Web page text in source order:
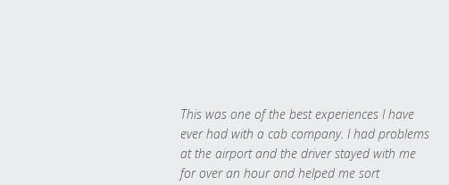
This was one of the best experiences I have
ever had with a cab company. I had problems
at the airport and the driver stayed with me
for over an hour and helped me sort